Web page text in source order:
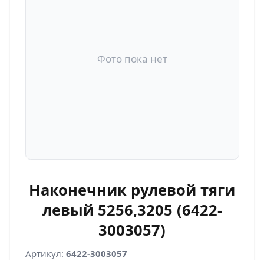
Фото пока нет
Наконечник рулевой тяги
левый 5256,3205 (6422-
3003057)
Артикул: 6422-3003057